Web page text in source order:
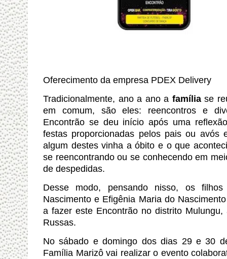
Oferecimento da empresa PDEX Delivery
Tradicionalmente, ano a ano a famíliase
em comum, são eles: reencontros e
Encontrão se deu início após uma
festas proporcionadas pelos pais ou avós
algum destes vinha a óbito e o que
se reencontrando ou se conhecendo em
de despedidas.
Desse modo, pensando nisso, os
Nascimento e Efigênia Maria do
a fazer este Encontrão no distrito
Russas.
No sábado e domingo dos dias 29 e 30
Família Marizô vai realizar o evento